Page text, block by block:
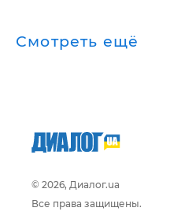
Смотреть ещё
© 2026, Диалог.ua
Все права защищены.